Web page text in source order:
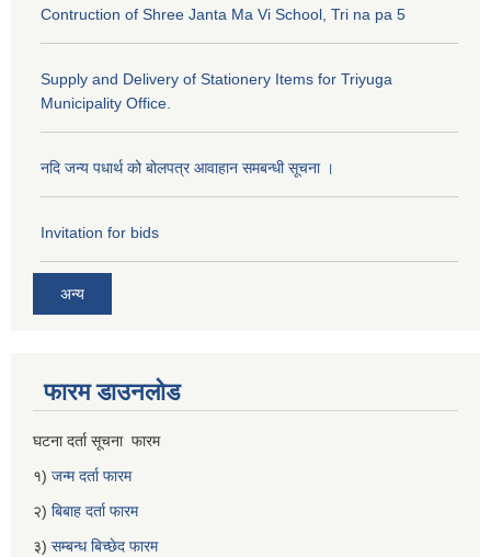
Contruction of Shree Janta Ma Vi School, Tri na pa 5
Supply and Delivery of Stationery Items for Triyuga
Municipality Office.
नदि जन्य पधार्थ को बोलपत्र आवाहान समबन्धी सूचना ।
Invitation for bids
अन्य
फारम डाउनलोड
घटना दर्ता सूचना फारम
१) जन्म दर्ता फारम
२) बिबाह दर्ता फारम
३) सम्बन्ध बिच्छेद फारम